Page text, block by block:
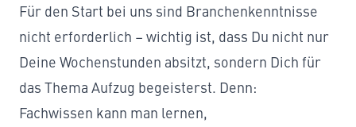
Für den Start bei uns sind Branchenkenntnisse
nicht erforderlich – wichtig ist, dass Du nicht nur
Deine Wochenstunden absitzt, sondern Dich für
das Thema Aufzug begeisterst. Denn:
Fachwissen kann man lernen,